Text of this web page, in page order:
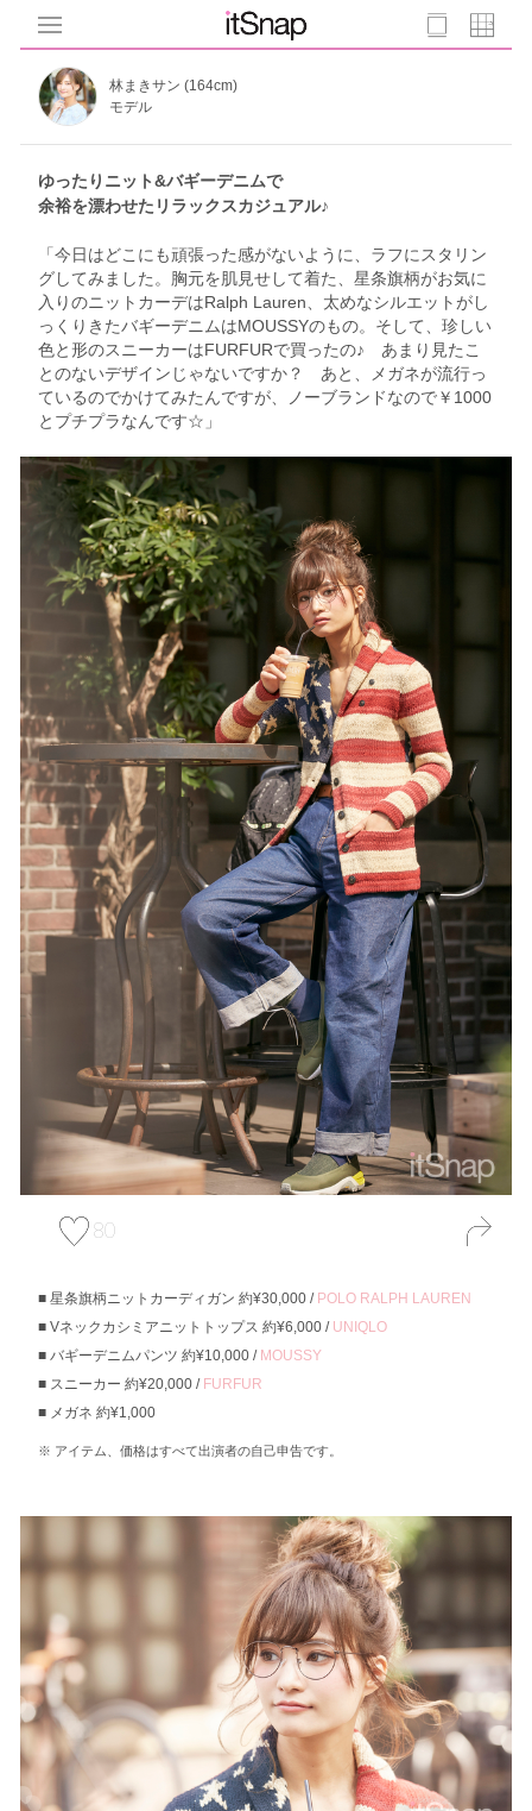
林まきサン (164cm)
モデル
ゆったりニット&バギーデニムで
余裕を漂わせたリラックスカジュアル♪
「今日はどこにも頑張った感がないように、ラフにスタリン
グしてみました。胸元を肌見せして着た、星条旗柄がお気に
入りのニットカーデはRalph Lauren、太めなシルエットがし
っくりきたバギーデニムはMOUSSYのもの。そして、珍しい
色と形のスニーカーはFURFURで買ったの♪ あまり見たこ
とのないデザインじゃないですか？ あと、メガネが流行っ
ているのでかけてみたんですが、ノーブランドなので￥1000
とプチプラなんです☆」
80
星条旗柄ニットカーディガン 約¥30,000 / POLO RALPH LAUREN
Vネックカシミアニットトップス 約¥6,000 / UNIQLO
バギーデニムパンツ 約¥10,000 / MOUSSY
スニーカー 約¥20,000 / FURFUR
メガネ 約¥1,000
アイテム、価格はすべて出演者の自己申告です。